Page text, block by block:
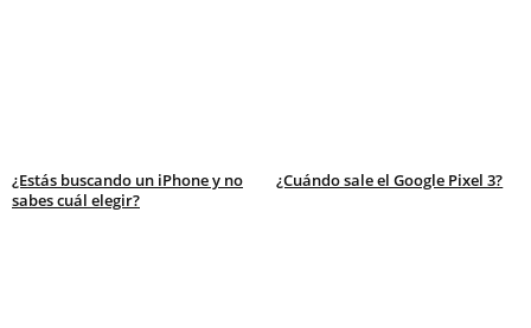
¿Estás buscando un iPhone y no
sabes cuál elegir?
¿Cuándo sale el Google Pixel 3?